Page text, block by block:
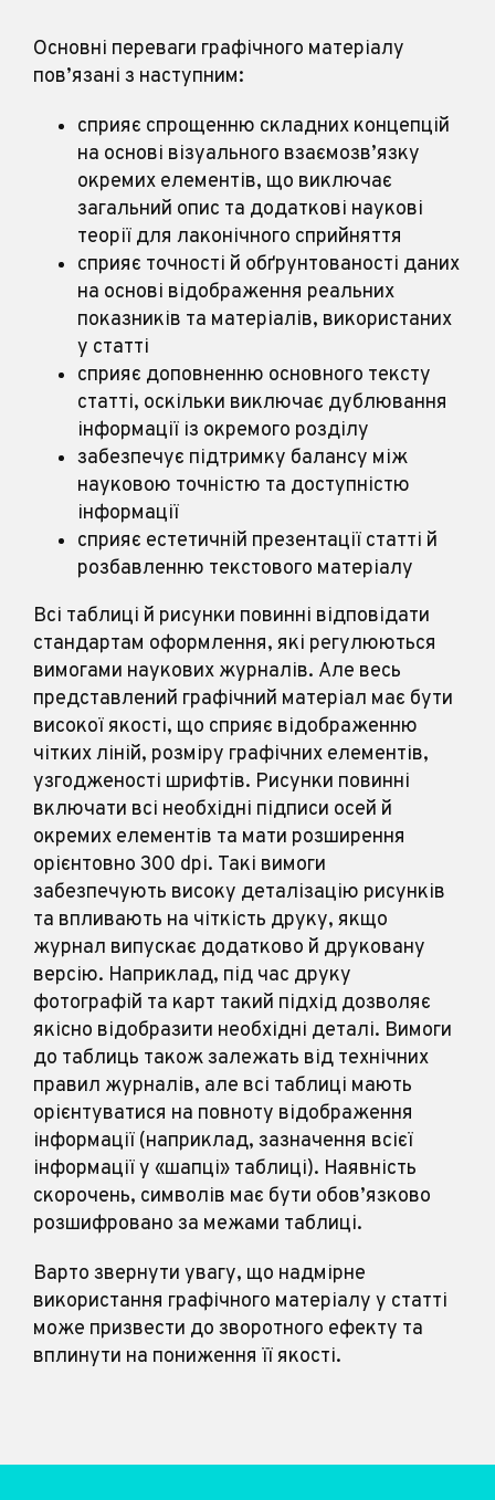
Основні переваги графічного матеріалу
пов’язані з наступним:
сприяє спрощенню складних концепцій
на основі візуального взаємозв’язку
окремих елементів, що виключає
загальний опис та додаткові наукові
теорії для лаконічного сприйняття
сприяє точності й обґрунтованості даних
на основі відображення реальних
показників та матеріалів, використаних
у статті
сприяє доповненню основного тексту
статті, оскільки виключає дублювання
інформації із окремого розділу
забезпечує підтримку балансу між
науковою точністю та доступністю
інформації
сприяє естетичній презентації статті й
розбавленню текстового матеріалу
Всі таблиці й рисунки повинні відповідати
стандартам оформлення, які регулюються
вимогами наукових журналів. Але весь
представлений графічний матеріал має бути
високої якості, що сприяє відображенню
чітких ліній, розміру графічних елементів,
узгодженості шрифтів. Рисунки повинні
включати всі необхідні підписи осей й
окремих елементів та мати розширення
орієнтовно 300 dpi. Такі вимоги
забезпечують високу деталізацію рисунків
та впливають на чіткість друку, якщо
журнал випускає додатково й друковану
версію. Наприклад, під час друку
фотографій та карт такий підхід дозволяє
якісно відобразити необхідні деталі. Вимоги
до таблиць також залежать від технічних
правил журналів, але всі таблиці мають
орієнтуватися на повноту відображення
інформації (наприклад, зазначення всієї
інформації у «шапці» таблиці). Наявність
скорочень, символів має бути обов’язково
розшифровано за межами таблиці.
Варто звернути увагу, що надмірне
використання графічного матеріалу у статті
може призвести до зворотного ефекту та
вплинути на пониження її якості.